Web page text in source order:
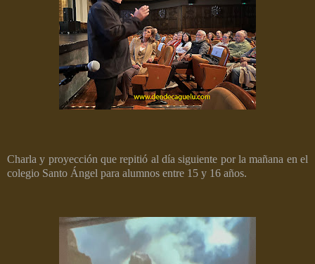
Charla y proyección que repitió al día siguiente por la mañana en el
colegio Santo Ángel para alumnos entre 15 y 16 años.